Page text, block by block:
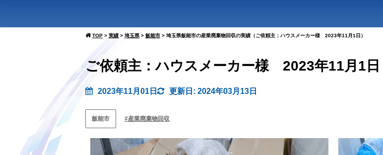
TOP > 実績 > 埼玉県 > 飯能市 > 埼玉県飯能市の産業廃棄物回収の実績（ご依頼主：ハウスメーカー様 2023年11月1日）
ご依頼主：ハウスメーカー様 2023年11月1日
2023年11月01日 更新日: 2024年03月13日
飯能市 産業廃棄物回収